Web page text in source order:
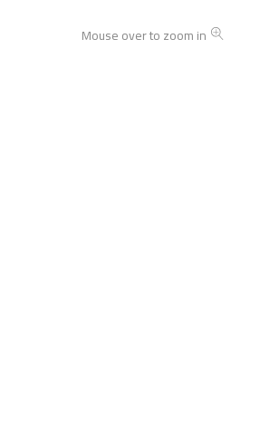
Mouse over to zoom in